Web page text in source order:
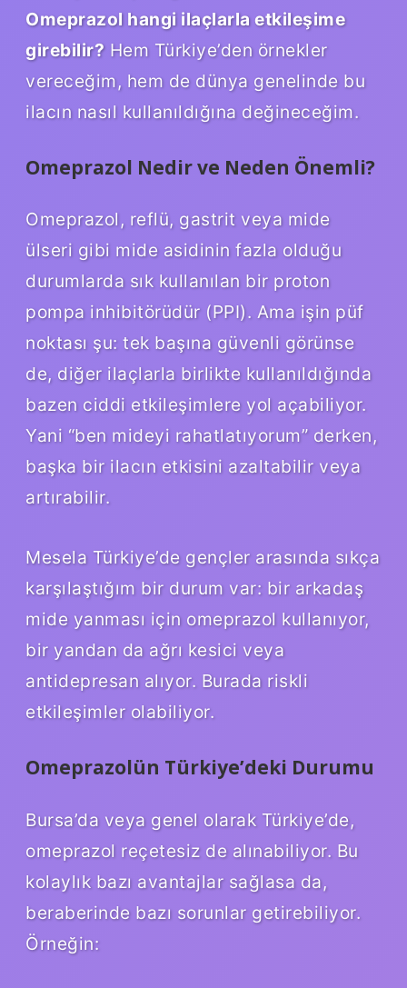
Omeprazol hangi ilaçlarla etkileşime
girebilir?Hem Türkiye’den örnekler
vereceğim, hem de dünya genelinde bu
ilacın nasıl kullanıldığına değineceğim.
Omeprazol Nedir ve Neden Önemli?
Omeprazol, reflü, gastrit veya mide
ülseri gibi mide asidinin fazla olduğu
durumlarda sık kullanılan bir proton
pompa inhibitörüdür (PPI). Ama işin püf
noktası şu: tek başına güvenli görünse
de, diğer ilaçlarla birlikte kullanıldığında
bazen ciddi etkileşimlere yol açabiliyor.
Yani “ben mideyi rahatlatıyorum” derken,
başka bir ilacın etkisini azaltabilir veya
artırabilir.
Mesela Türkiye’de gençler arasında sıkça
karşılaştığım bir durum var: bir arkadaş
mide yanması için omeprazol kullanıyor,
bir yandan da ağrı kesici veya
antidepresan alıyor. Burada riskli
etkileşimler olabiliyor.
Omeprazolün Türkiye’deki Durumu
Bursa’da veya genel olarak Türkiye’de,
omeprazol reçetesiz de alınabiliyor. Bu
kolaylık bazı avantajlar sağlasa da,
beraberinde bazı sorunlar getirebiliyor.
Örneğin: